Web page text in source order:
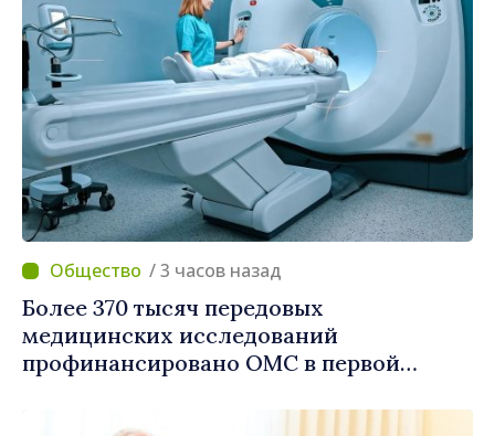
/ 3 часов назад
Более 370 тысяч передовых
медицинских исследований
профинансировано ОМС в первой